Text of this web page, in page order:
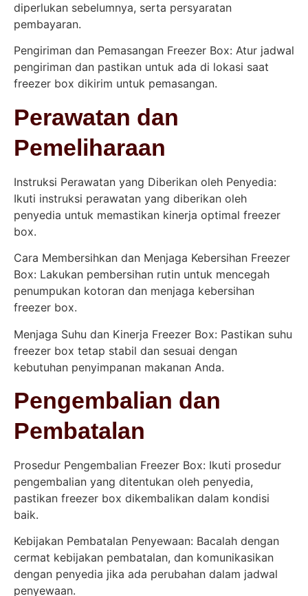
diperlukan sebelumnya, serta persyaratan
pembayaran.
Pengiriman dan Pemasangan Freezer Box: Atur jadwal
pengiriman dan pastikan untuk ada di lokasi saat
freezer box dikirim untuk pemasangan.
Perawatan dan
Pemeliharaan
Instruksi Perawatan yang Diberikan oleh Penyedia:
Ikuti instruksi perawatan yang diberikan oleh
penyedia untuk memastikan kinerja optimal freezer
box.
Cara Membersihkan dan Menjaga Kebersihan Freezer
Box: Lakukan pembersihan rutin untuk mencegah
penumpukan kotoran dan menjaga kebersihan
freezer box.
Menjaga Suhu dan Kinerja Freezer Box: Pastikan suhu
freezer box tetap stabil dan sesuai dengan
kebutuhan penyimpanan makanan Anda.
Pengembalian dan
Pembatalan
Prosedur Pengembalian Freezer Box: Ikuti prosedur
pengembalian yang ditentukan oleh penyedia,
pastikan freezer box dikembalikan dalam kondisi
baik.
Kebijakan Pembatalan Penyewaan: Bacalah dengan
cermat kebijakan pembatalan, dan komunikasikan
dengan penyedia jika ada perubahan dalam jadwal
penyewaan.